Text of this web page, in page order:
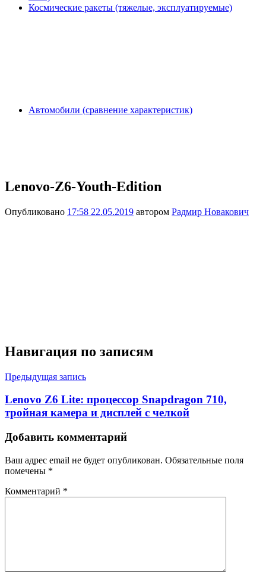
Космические ракеты (тяжелые, эксплуатируемые)
Автомобили (сравнение характеристик)
Lenovo-Z6-Youth-Edition
Опубликовано 17:58 22.05.2019 автором Радмир Новакович
Навигация по записям
Предыдущая запись
Lenovo Z6 Lite: процессор Snapdragon 710,
тройная камера и дисплей с челкой
Добавить комментарий
Ваш адрес email не будет опубликован. Обязательные поля
помечены *
Комментарий *